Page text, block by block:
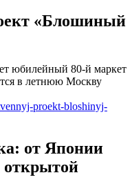
«Блошиный
юбилейный 80-й маркет
в летнюю Москву
proekt-bloshinyj-
от Японии
открытой